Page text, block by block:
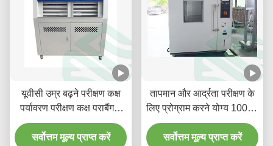
यूवीसी उम्र बढ़ने परीक्षण कक्ष
पर्यावरण परीक्षण कक्ष पराबैंगनी
जोखिम परीक्षण
सर्वोत्तम मूल्य प्राप्त करें
तापमान और आर्द्रता परीक्षण के
लिए प्रोग्राम करने योग्य 1000L
IEC60068 अनुरूप पर्यावरण
परीक्षण कक्ष
सर्वोत्तम मूल्य प्राप्त करें